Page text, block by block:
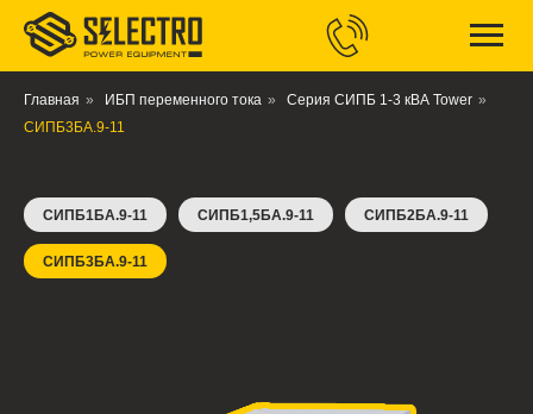
Главная » ИБП переменного тока » Серия СИПБ 1-3 кВА Tower »
СИПБ3БА.9-11
СИПБ1БА.9-11 СИПБ1,5БА.9-11 СИПБ2БА.9-11
СИПБ3БА.9-11